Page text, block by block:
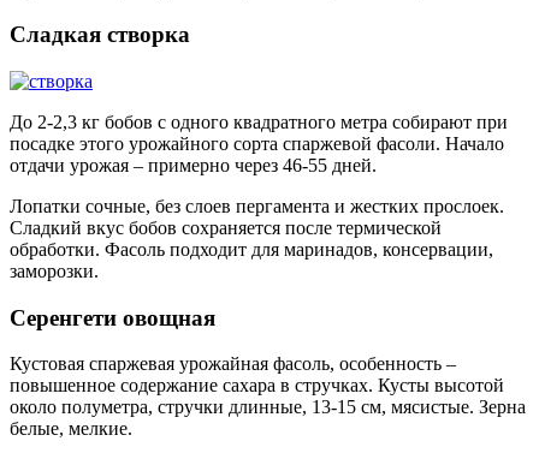
Сладкая створка
До 2-2,3 кг бобов с одного квадратного метра собирают при
посадке этого урожайного сорта спаржевой фасоли. Начало
отдачи урожая – примерно через 46-55 дней.
Лопатки сочные, без слоев пергамента и жестких прослоек.
Сладкий вкус бобов сохраняется после термической
обработки. Фасоль подходит для маринадов, консервации,
заморозки.
Серенгети овощная
Кустовая спаржевая урожайная фасоль, особенность –
повышенное содержание сахара в стручках. Кусты высотой
около полуметра, стручки длинные, 13-15 см, мясистые. Зерна
белые, мелкие.